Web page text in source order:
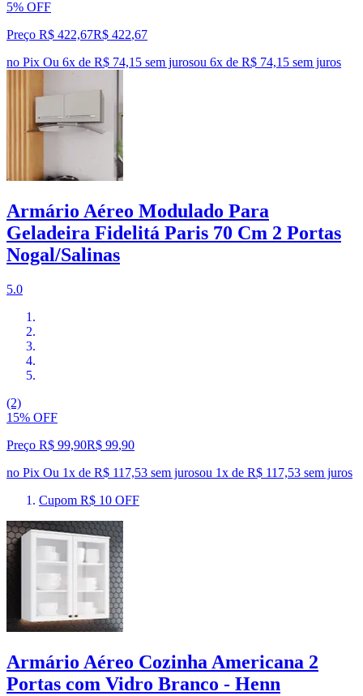
5% OFF
Preço R$ 422,67R$ 422,67
no Pix Ou 6x de R$ 74,15 sem jurosou 6x de R$ 74,15 sem juros
Armário Aéreo Modulado Para
Geladeira Fidelitá Paris 70 Cm 2 Portas
Nogal/Salinas
5.0
(2)
15% OFF
Preço R$ 99,90R$ 99,90
no Pix Ou 1x de R$ 117,53 sem jurosou 1x de R$ 117,53 sem juros
Cupom R$ 10 OFF
Armário Aéreo Cozinha Americana 2
Portas com Vidro Branco - Henn